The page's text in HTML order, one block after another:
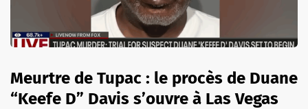
Meurtre de Tupac : le procès de Duane
“Keefe D” Davis s’ouvre à Las Vegas